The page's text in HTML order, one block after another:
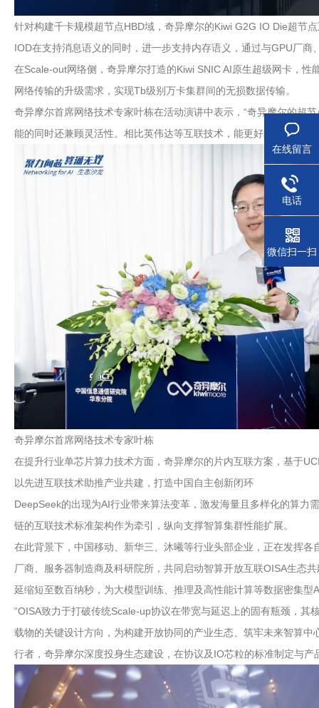
针对构建千卡规模超节点HBD域，奇异摩尔的Kiwi G2G IO Die超节
IOD在支持消息语义的同时，进一步支持内存语义，通过与GPU厂
在Scale-out网络侧，奇异摩尔打造的Kiwi SNIC AI原生超级网卡，
网络传输的升级需求，实现Tb级别万卡集群间的无损数据传输。
奇异摩尔首席网络技术专家叶栋在活动演讲中表示，“奇异摩尔的超
能的同时还兼顾灵活性。相比英伟达等互联技术，能更好地支持市
奇异摩尔首席网络技术专家叶栋
在提升行业单芯片算力技术方面，奇异摩尔的片内互联方案，基于
以先进互联技术助推产业共建，打造中国自主创新闭环
DeepSeek的出现为AI行业带来算法变革，激发海量且多样化的算力
链的互联技术标准架构作为牵引，纵向支撑智算集群性能扩展。
在此背景下，中国移动、新华三、沐曦等行业头部企业，正在发挥
厂商、服务器制造商及科研院所，共同启动智算开放互联OISA生态
延缩短至数百纳秒，为大模型训练、推理及高性能计算等数据密集型
“OISA致力于打破传统Scale-up协议在带宽与延迟上的固有瓶颈，
载物的关键设计方向，为构建开放协同的产业生态、筑牢未来智算
行者，奇异摩尔深度投身生态建设，在协议及IO芯粒的标准制定与
在线留言
电话
微信扫一扫